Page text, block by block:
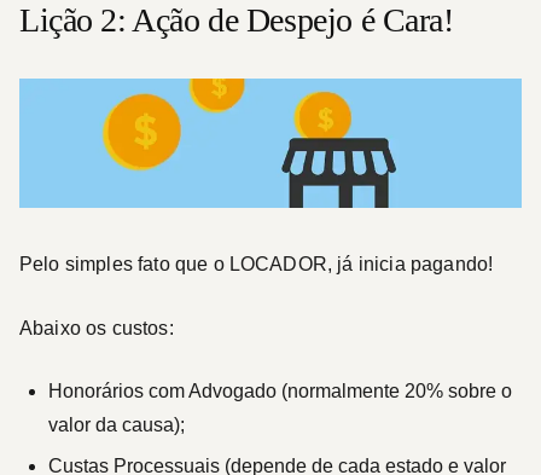
Lição 2: Ação de Despejo é Cara!
Pelo simples fato que o LOCADOR, já inicia pagando!
Abaixo os custos:
Honorários com Advogado (normalmente 20% sobre o
valor da causa);
Custas Processuais (depende de cada estado e valor